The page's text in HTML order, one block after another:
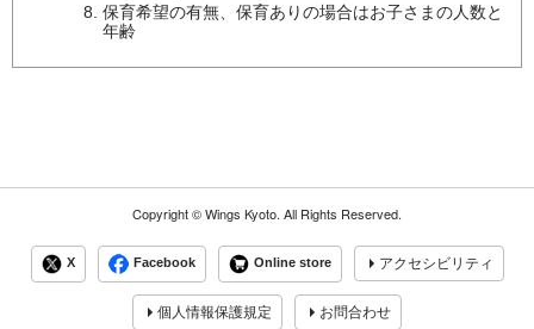
保育希望の有無、保育ありの場合はお子さまの人数と
年齢
Copyright ©Wings Kyoto. All Rights Reserved.
X Facebook Online store アクセシビリティ
個人情報保護規定 お問合わせ